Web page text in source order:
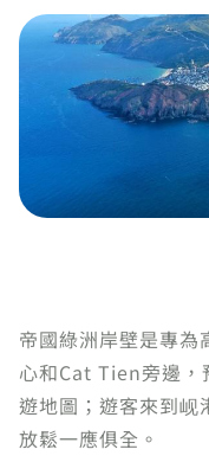
帝國綠洲岸壁是專為
心和Cat Tien旁邊
遊地圖；遊客來到
放鬆一應俱全。